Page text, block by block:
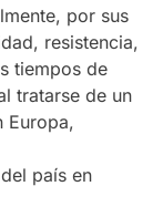
por sus
resistencia,
tiempos de
tratarse de un
Europa,
país en